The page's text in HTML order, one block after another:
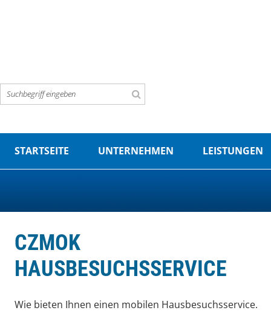
STARTSEITE UNTERNEHMEN LEISTUNGEN
CZMOK
HAUSBESUCHSSERVICE
Wie bieten Ihnen einen mobilen Hausbesuchsservice.